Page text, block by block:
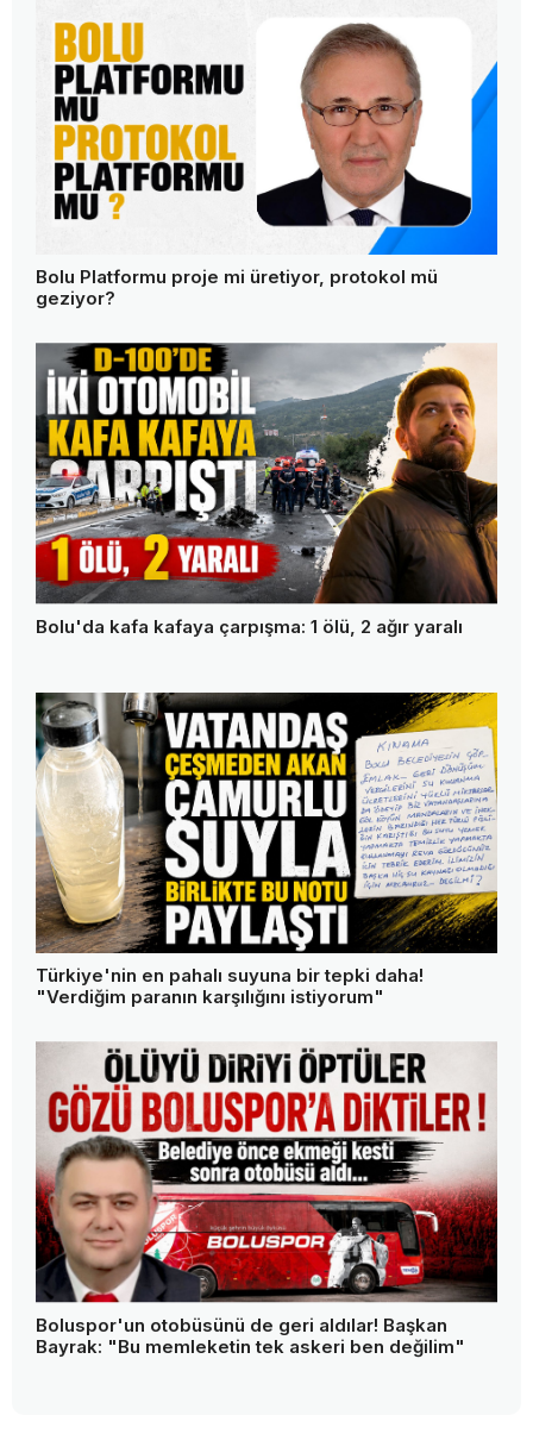
Bolu Platformu proje mi üretiyor, protokol mü
geziyor?
Bolu'da kafa kafaya çarpışma: 1 ölü, 2 ağır yaralı
Türkiye'nin en pahalı suyuna bir tepki daha!
"Verdiğim paranın karşılığını istiyorum"
Boluspor'un otobüsünü de geri aldılar! Başkan
Bayrak: "Bu memleketin tek askeri ben değilim"